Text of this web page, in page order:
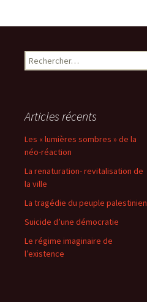
Rechercher :
Articles récents
Les « lumières sombres » de la
néo-réaction
La renaturation- revitalisation de
la ville
La tragédie du peuple palestinien
Suicide d’une démocratie
Le régime imaginaire de
l’existence